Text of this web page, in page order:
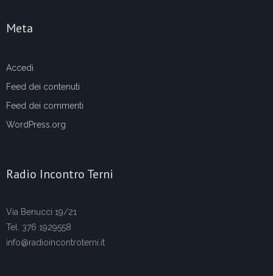
Meta
Accedi
Feed dei contenuti
Feed dei commenti
WordPress.org
Radio Incontro Terni
Via Benucci 19/21
Tel. 376 1929558
info@radioincontroterni.it